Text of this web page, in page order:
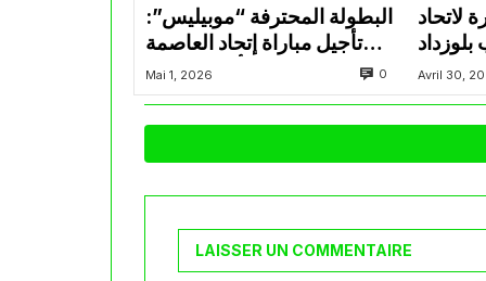
البطولة المحترفة “موبيليس”:
تأجيل مباراة إتحاد العاصمة
وأتلتيك بارادو
Mai 1, 2026 0
لاتحاد
Avril 30,
LAISSER UN COMMENTAIRE